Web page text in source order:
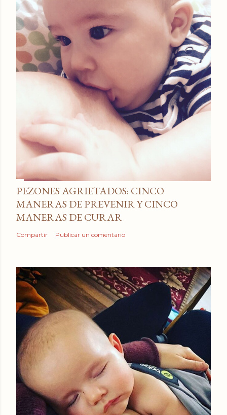
PEZONES AGRIETADOS: CINCO
MANERAS DE PREVENIR Y CINCO
MANERAS DE CURAR
Compartir Publicar un comentario